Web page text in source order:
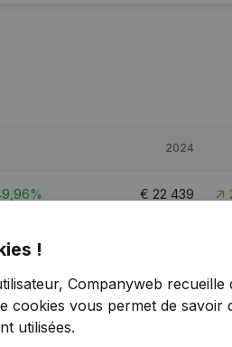
2024
€ 22 439
€34 241
!
Companyweb
cookies vous permet de savoir
utilisées.